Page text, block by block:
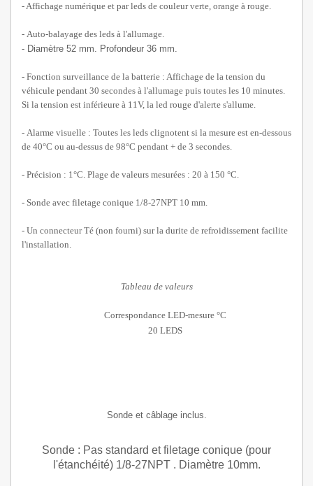
- Affichage numérique et par leds de couleur verte, orange à rouge.
- Auto-balayage des leds à l'allumage.
- Diamètre 52 mm. Profondeur 36 mm.
- Fonction surveillance de la batterie : Affichage de la tension du
véhicule pendant 30 secondes à l'allumage puis toutes les 10 minutes.
Si la tension est inférieure à 11V, la led rouge d'alerte s'allume.
- Alarme visuelle : Toutes les leds clignotent si la mesure est en-dessous
de 40°C ou au-dessus de 98°C pendant + de 3 secondes.
- Précision : 1°C. Plage de valeurs mesurées : 20 à 150 °C.
- Sonde avec filetage conique 1/8-27NPT 10 mm.
- Un connecteur Té (non fourni) sur la durite de refroidissement facilite
l'installation.
Tableau de valeurs
Correspondance LED-mesure °C
20 LEDS
Sonde et câblage inclus.
Sonde : Pas standard et filetage conique (pour
l'étanchéité) 1/8-27NPT . Diamètre 10mm.